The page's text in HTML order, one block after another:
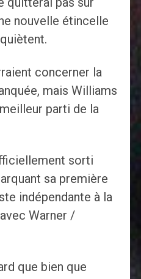
nouvelle étincelle
concerner la
mais Williams
parti de la
sorti
sa première
indépendante à la
Warner /
que bien que